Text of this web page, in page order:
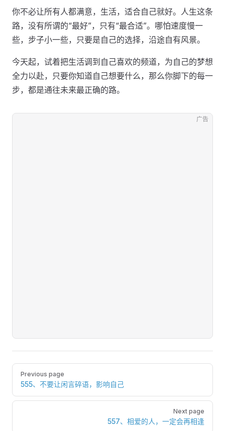
你不必让所有人都满意，生活，适合自己就好。人生这条
路，没有所谓的“最好”，只有“最合适”。哪怕速度慢一
些，步子小一些，只要是自己的选择，沿途自有风景。
今天起，试着把生活调到自己喜欢的频道，为自己的梦想
全力以赴，只要你知道自己想要什么，那么你脚下的每一
步，都是通往未来最正确的路。
广告
Pager
Previous page
555、不要让闲言碎语，影响自己
Next page
557、相爱的人，一定会再相逢